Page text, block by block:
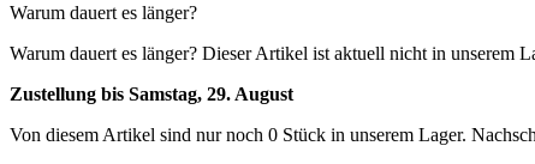
Warum dauert es länger?
Warum dauert es länger? Dieser Artikel ist aktuell nicht in unserem
Zustellung bis Samstag, 29. August
Von diesem Artikel sind nur noch 0 Stück in unserem Lager.